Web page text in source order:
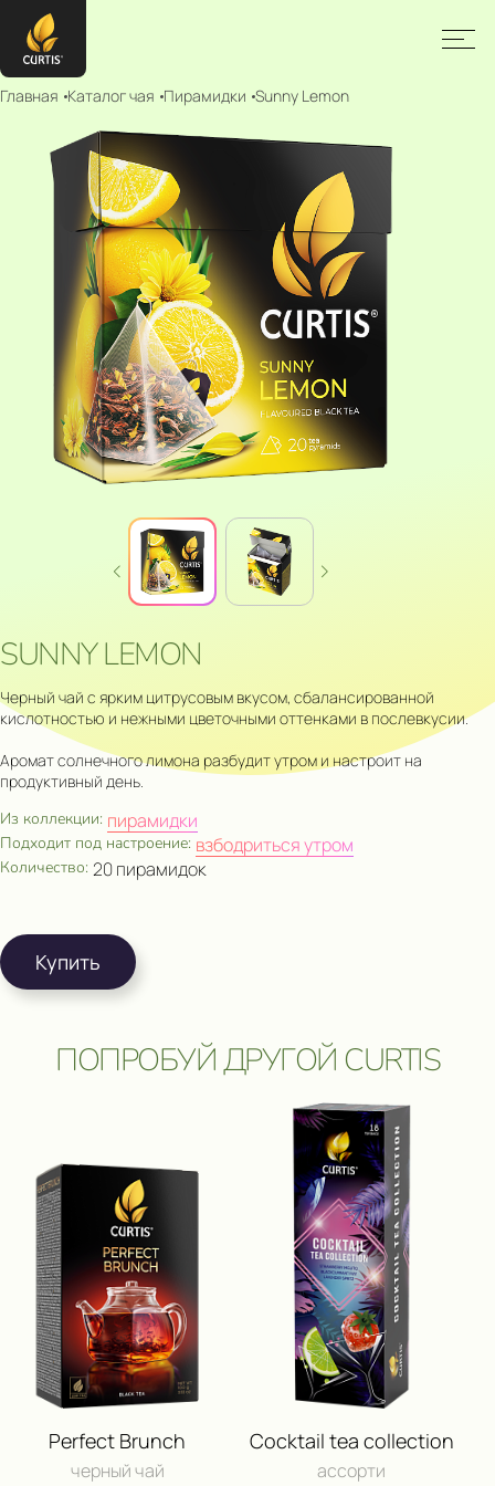
Главная Каталог чая Пирамидки Sunny Lemon
SUNNY LEMON
Черный чай с ярким цитрусовым вкусом, сбалансированной
кислотностью и нежными цветочными оттенками в послевкусии.
Аромат солнечного лимона разбудит утром и настроит на
продуктивный день.
Из коллекции: пирамидки
Подходит под настроение: взбодриться утром
Количество: 20 пирамидок
Купить
ПОПРОБУЙ ДРУГОЙ CURTIS
Perfect Brunch
черный чай
Cocktail tea collection
ассорти
ПОЛУЧИ ВОЗМОЖНОСТЬ
ПУТЕШЕСТВИЕ
И ДРУГИЕ ЦЕННЫЕ